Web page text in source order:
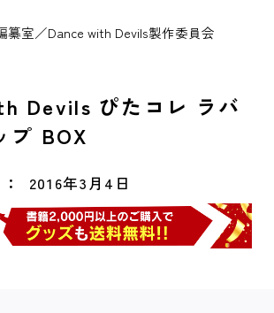
室／Dance with Devils製作委員会
Devils ぴたコレ ラバ
プ BOX
2016年3月4日